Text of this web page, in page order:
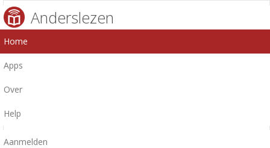
Anderslezen
Home
Apps
Over
Help
Aanmelden